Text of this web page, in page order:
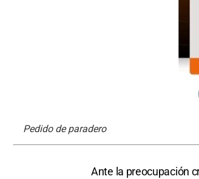
Pedido de paradero
Ante la preocupación